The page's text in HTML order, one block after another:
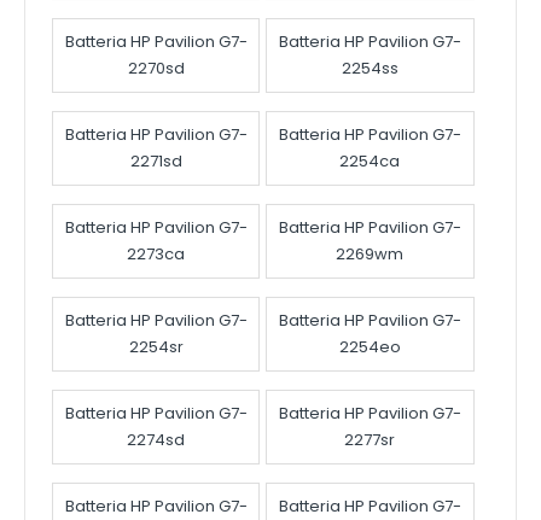
Batteria HP Pavilion G7-
2270sd
Batteria HP Pavilion G7-
2254ss
Batteria HP Pavilion G7-
2271sd
Batteria HP Pavilion G7-
2254ca
Batteria HP Pavilion G7-
2273ca
Batteria HP Pavilion G7-
2269wm
Batteria HP Pavilion G7-
2254sr
Batteria HP Pavilion G7-
2254eo
Batteria HP Pavilion G7-
2274sd
Batteria HP Pavilion G7-
2277sr
Batteria HP Pavilion G7-
Batteria HP Pavilion G7-